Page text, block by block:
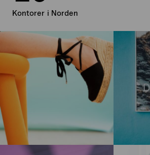
Kontorer i Norden